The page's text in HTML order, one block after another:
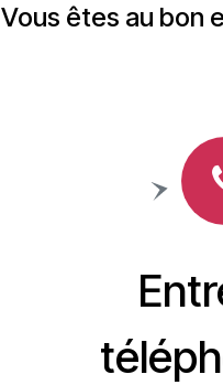
Vous êtes au bon